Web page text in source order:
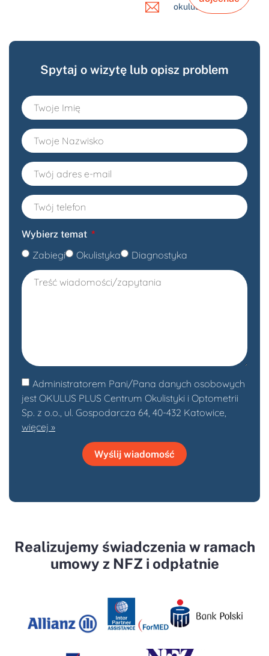
okulus@okulus.pl
Spytaj o wizytę lub opisz problem
Wybierz temat
Zabiegi Okulistyka Diagnostyka
Administratorem Pani/Pana danych osobowych
jest OKULUS PLUS Centrum Okulistyki i Optometrii
Sp. z o.o., ul. Gospodarcza 64, 40-432 Katowice,
więcej »
Wyślij wiadomość
Realizujemy świadczenia w ramach
umowy z NFZ i odpłatnie